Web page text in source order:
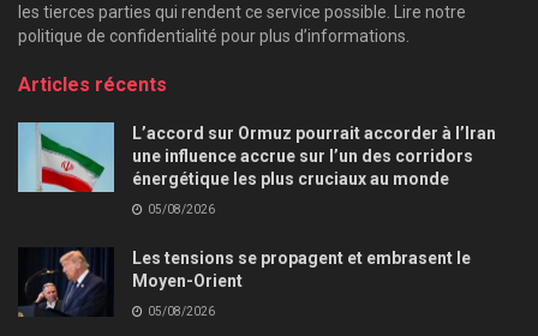
les tierces parties qui rendent ce service possible. Lire notre
politique de confidentialité pour plus d’informations.
Articles récents
L’accord sur Ormuz pourrait accorder à l’Iran
une influence accrue sur l’un des corridors
énergétique les plus cruciaux au monde
05/08/2026
Les tensions se propagent et embrasent le
Moyen-Orient
05/08/2026